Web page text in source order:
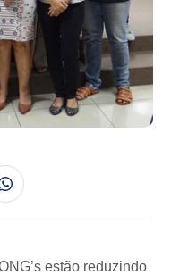
estão reduzindo